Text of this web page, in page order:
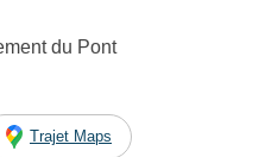
du Pont
Trajet Maps